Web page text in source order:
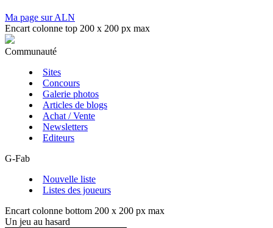
Ma page sur ALN
Encart colonne top 200 x 200 px max
Communauté
Sites
Concours
Galerie photos
Articles de blogs
Achat / Vente
Newsletters
Editeurs
G-Fab
Nouvelle liste
Listes des joueurs
Encart colonne bottom 200 x 200 px max
Un jeu au hasard